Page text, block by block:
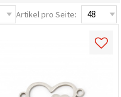
Artikel pro Seite: